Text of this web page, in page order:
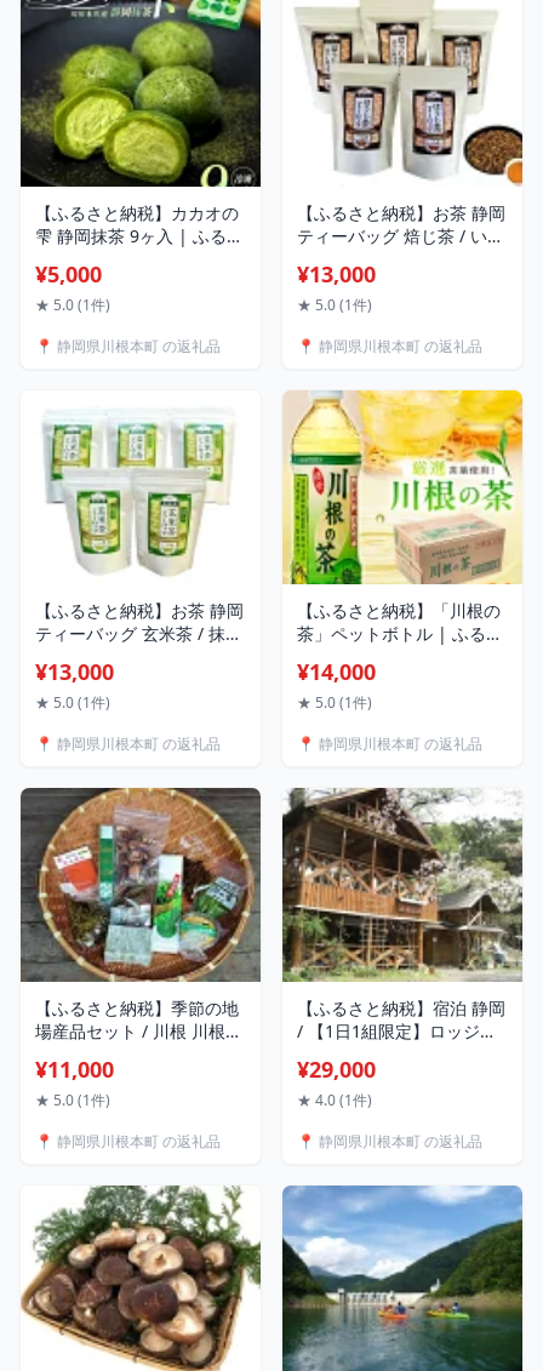
【ふるさと納税】カカオの
雫 静岡抹茶 9ヶ入 | ふるさ
根本町 菓子 カカオの雫 チ
ョコレート 抹茶味 冷凍 送
¥5,000
★ 5.0 (1件)
📍 静岡県川根本町 の返礼品
【ふるさと納税】お茶 静岡
ティーバッグ 焙じ茶 / いり
ッグ5袋 | ふるさと納税 ふ
るさと 静岡県 川根本町 焙
送料無料
¥13,000
★ 5.0 (1件)
📍 静岡県川根本町 の返礼品
【ふるさと納税】お茶 静岡
ティーバッグ 玄米茶 / 抹茶
ッグ5袋 | ふるさと納税 ふ
るさと 静岡県 川根本町 玄
り 水出し 送料無料
¥13,000
★ 5.0 (1件)
📍 静岡県川根本町 の返礼品
【ふるさと納税】「川根の
茶」ペットボトル | ふるさ
根本町 川根茶 緑茶 一番摘
み ペットボトル 送料無料
¥14,000
★ 5.0 (1件)
📍 静岡県川根本町 の返礼品
【ふるさと納税】季節の地
場産品セット / 川根 川根茶
蛮 味噌 | ふるさと納税 ふ
るさと 静岡県 川根本町 地
料
¥11,000
★ 5.0 (1件)
📍 静岡県川根本町 の返礼品
【ふるさと納税】宿泊 静岡
/ 【1日1組限定】ロッジ風
宿泊券（素泊まり） | ふる
さと納税 ふるさと 静岡県
泊券 ペア宿泊券 体験 カヌ
¥29,000
★ 4.0 (1件)
📍 静岡県川根本町 の返礼品